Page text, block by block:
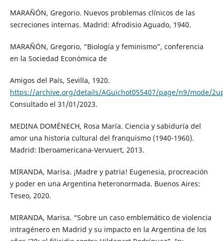
MARAÑÓN, Gregorio. Nuevos problemas clínicos de las
secreciones internas. Madrid: Afrodisio Aguado, 1940.
MARAÑÓN, Gregorio, “Biología y feminismo”, conferencia
en la Sociedad Económica de
Amigos del País, Sevilla, 1920.
https://archive.org/details/AGuichot055407/page/n9/mode/
Consultado el 31/01/2023.
MEDINA DOMÉNECH, Rosa María. Ciencia y sabiduría del
amor una historia cultural del franquismo (1940-1960).
Madrid: Iberoamericana-Vervuert, 2013.
MIRANDA, Marisa. ¡Madre y patria! Eugenesia, procreación
y poder en una Argentina heteronormada. Buenos Aires:
Teseo, 2020.
MIRANDA, Marisa. “Sobre un caso emblemático de violencia
intragénero en Madrid y su impacto en la Argentina de los